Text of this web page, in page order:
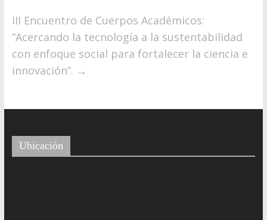
III Encuentro de Cuerpos Académicos:
“Acercando la tecnología a la sustentabilidad
con enfoque social para fortalecer la ciencia e
innovación”. →
Ubicación